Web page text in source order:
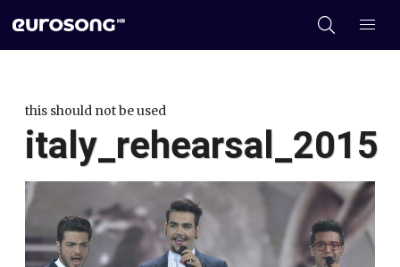
this should not be used
italy_rehearsal_2015